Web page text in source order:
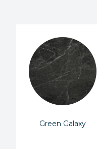
Green Galaxy